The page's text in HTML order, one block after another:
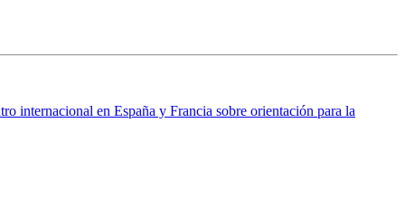
internacional en España y Francia sobre orientación para la